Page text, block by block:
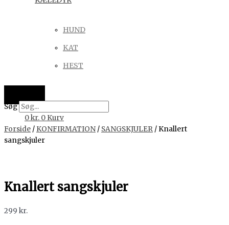
HUND
KAT
HEST
Søg
0kr. 0 Kurv
Forside / KONFIRMATION / SANGSKJULER / Knallert
sangskjuler
Knallert sangskjuler
299 kr.